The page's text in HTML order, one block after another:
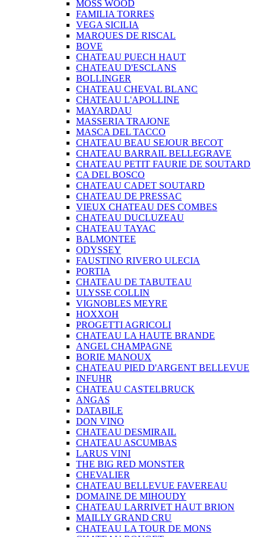
MOSS WOOD
FAMILIA TORRES
VEGA SICILIA
MARQUES DE RISCAL
BOVE
CHATEAU PUECH HAUT
CHATEAU D'ESCLANS
BOLLINGER
CHATEAU CHEVAL BLANC
CHATEAU L'APOLLINE
MAYARDAU
MASSERIA TRAJONE
MASCA DEL TACCO
CHATEAU BEAU SEJOUR BECOT
CHATEAU BARRAIL BELLEGRAVE
CHATEAU PETIT FAURIE DE SOUTARD
CA DEL BOSCO
CHATEAU CADET SOUTARD
CHATEAU DE PRESSAC
VIEUX CHATEAU DES COMBES
CHATEAU DUCLUZEAU
CHATEAU TAYAC
BALMONTEE
ODYSSEY
FAUSTINO RIVERO ULECIA
PORTIA
CHATEAU DE TABUTEAU
ULYSSE COLLIN
VIGNOBLES MEYRE
HOXXOH
PROGETTI AGRICOLI
CHATEAU LA HAUTE BRANDE
ANGEL CHAMPAGNE
BORIE MANOUX
CHATEAU PIED D'ARGENT BELLEVUE
INFUHR
CHATEAU CASTELBRUCK
ANGAS
DATABILE
DON VINO
CHATEAU DESMIRAIL
CHATEAU ASCUMBAS
LARUS VINI
THE BIG RED MONSTER
CHEVALIER
CHATEAU BELLEVUE FAVEREAU
DOMAINE DE MIHOUDY
CHATEAU LARRIVET HAUT BRION
MAILLY GRAND CRU
CHATEAU LA TOUR DE MONS